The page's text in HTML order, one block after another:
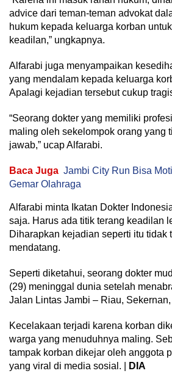
advice dari teman-teman advokat
hukum kepada keluarga korban
keadilan,” ungkapnya.
Alfarabi juga menyampaikan
yang mendalam kepada keluarga
Apalagi kejadian tersebutcukup
“Seorang dokter yang memiliki
maling oleh sekelompok orang yang
jawab,” ucap Alfarabi.
Baca Juga Jambi City Run Bisa
Gemar Olahraga
Alfarabi minta Ikatan Dokter
saja. Harus ada titik terang keadilan
Diharapkan kejadian seperti itu tidak
mendatang.
Seperti diketahui, seorang dokter
(29) meninggal dunia setelah
Jalan Lintas Jambi – Riau,
Kecelakaan terjadi karena korban
warga yang menuduhnya maling.
tampak korban dikejar oleh anggota
yang viral di media sosial. |
DIA